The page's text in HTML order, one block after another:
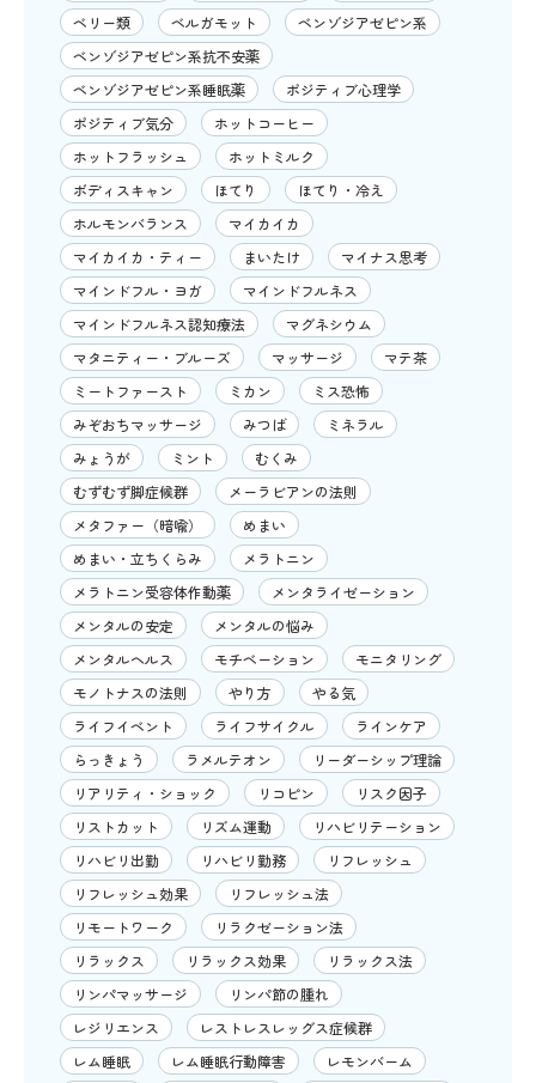
ベリー類
ベルガモット
ベンゾジアゼピン系
ベンゾジアゼピン系抗不安薬
ベンゾジアゼピン系睡眠薬
ポジティブ心理学
ポジティブ気分
ホットコーヒー
ホットフラッシュ
ホットミルク
ボディスキャン
ほてり
ほてり・冷え
ホルモンバランス
マイカイカ
マイカイカ・ティー
まいたけ
マイナス思考
マインドフル・ヨガ
マインドフルネス
マインドフルネス認知療法
マグネシウム
マタニティー・ブルーズ
マッサージ
マテ茶
ミートファースト
ミカン
ミス恐怖
みぞおちマッサージ
みつば
ミネラル
みょうが
ミント
むくみ
むずむず脚症候群
メーラビアンの法則
メタファー（暗喩）
めまい
めまい・立ちくらみ
メラトニン
メラトニン受容体作動薬
メンタライゼーション
メンタルの安定
メンタルの悩み
メンタルヘルス
モチベーション
モニタリング
モノトナスの法則
やり方
やる気
ライフイベント
ライフサイクル
ラインケア
らっきょう
ラメルテオン
リーダーシップ理論
リアリティ・ショック
リコピン
リスク因子
リストカット
リズム運動
リハビリテーション
リハビリ出勤
リハビリ勤務
リフレッシュ
リフレッシュ効果
リフレッシュ法
リモートワーク
リラクゼーション法
リラックス
リラックス効果
リラックス法
リンパマッサージ
リンパ節の腫れ
レジリエンス
レストレスレッグス症候群
レム睡眠
レム睡眠行動障害
レモンバーム